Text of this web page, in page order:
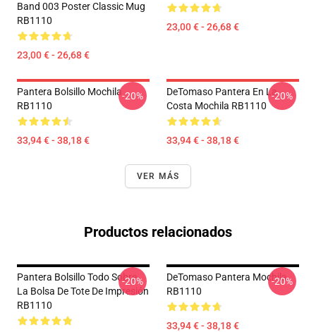
Band 003 Poster Classic Mug
RB1110
23,00 € - 26,68 €
23,00 € - 26,68 €
Pantera Bolsillo Mochila
RB1110
33,94 € - 38,18 €
-20%
DeTomaso Pantera En La
Costa Mochila RB1110
33,94 € - 38,18 €
-20%
VER MÁS
Productos relacionados
Pantera Bolsillo Todo Sobre
La Bolsa De Tote De Impresión
RB1110
-20%
DeTomaso Pantera Mochila
RB1110
33,94 € - 38,18 €
-20%